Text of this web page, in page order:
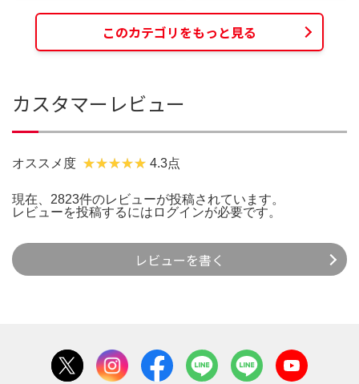
このカテゴリをもっと見る
カスタマーレビュー
オススメ度 4.3点
現在、2823件のレビューが投稿されています。
レビューを投稿するには ログインが必要です。
レビューを書く